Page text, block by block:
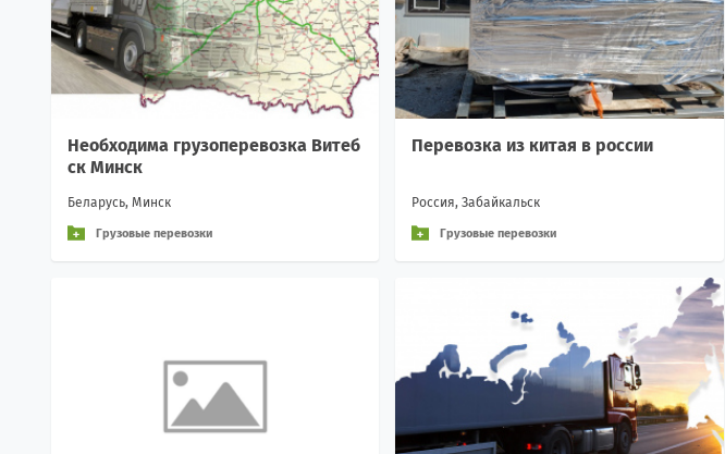
Необходима грузоперевозка Витеб
ск Минск
Беларусь, Минск
Грузовые перевозки
Перевозка из китая в россии
Россия, Забайкальск
Грузовые перевозки